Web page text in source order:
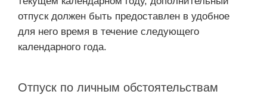
отпуск должен быть предоставлен в удобное
для него время в течение следующего
календарного года.
Отпуск по личным обстоятельствам